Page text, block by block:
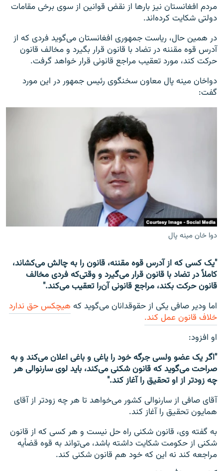
مردم افغانستان نیز بارها از نقض قوانین از سوی برخی مقامات
دولتی شکایت کرده‌اند.
در همین حال، ریاست جمهوری افغانستان می‌گوید فردی که از
آدرس قوه مقننه در تضاد با قانون قرار بگیرد و مخالف قانون
حرکت کند، مورد تعقیب مراجع قانونی قرار خواهد گرفت.
دواخان مینه پال معاون سخنگوی رئیس جمهور در این مورد
گفت:
دوا خان مینه پال
"یک کسی که از آدرس قوه مقننه، قانون را به چالش می‌کشاند،
کاملاً در تضاد با قانون قرار می‌گیرد و وقتی‌که فردی مخالف
قانون حرکت بکند، مراجع قانونی آن‌را تعقیب می‌کند."
اما ودیر صافی یکی از حقوقدانان می‌گوید که هیچکس حق ندارد
خلاف قانون عمل کند.
او افزود:
"اگر یک عضو ولسی جرگه خود را یاغی و باغی اعلان می‌کند و به
صراحت می‌گوید که قانون شکنی می‌کند، باید لوی سارنوالی هر
چه زودتر از او تحقیق را آغاز کند."
آقای صافی از سارنوالی کشور می‌خواهد تا هر چه زودتر از آقای
همایون تحقیق را آغاز کند.
به گفته وی، قانون شکنی راه حل نیست و هر کسی که از قانون
شکنی از حکومت شکایت داشته باشد، می‌تواند به قوه قضأیه
مراجعه کند نه این که خود هم قانون شکنی کند.